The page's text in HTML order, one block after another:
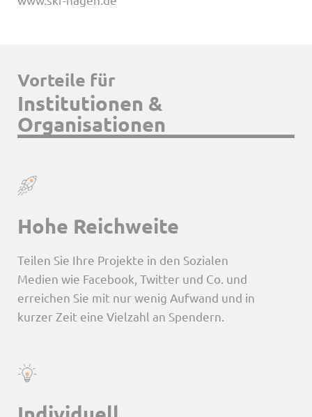
Vorteile für
Institutionen &
Organisationen
Hohe Reichweite
Teilen Sie Ihre Projekte in den Sozialen
Medien wie Facebook, Twitter und Co. und
erreichen Sie mit nur wenig Aufwand und in
kurzer Zeit eine Vielzahl an Spendern.